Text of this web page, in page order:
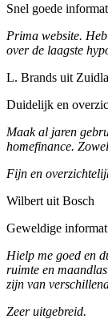
Snel goede
Prima website.
over de laagste
L. Brands uit
Duidelijk en
Maak al jaren
homefinance.
Fijn en
Wilbert uit Bosch
Geweldige
Hielp me goed en
ruimte en
zijn van
Zeer uitgebreid.